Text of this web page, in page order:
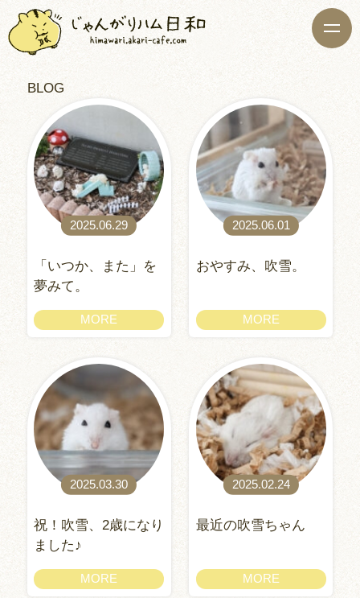
BLOG
2025.06.29
「いつか、また」を
夢みて。
MORE
2025.06.01
おやすみ、吹雪。
MORE
2025.03.30
祝！吹雪、2歳になり
ました♪
MORE
2025.02.24
最近の吹雪ちゃん
MORE